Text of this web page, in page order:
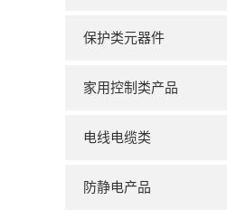
保护类元器件
家用控制类产品
电线电缆类
防静电产品